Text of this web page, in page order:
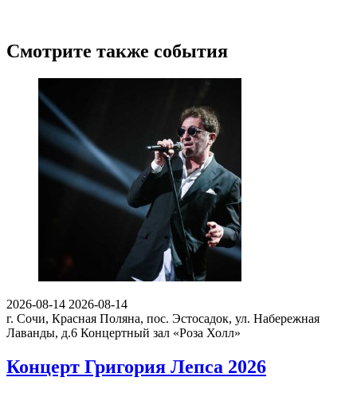
Смотрите также события
2026-08-14 2026-08-14
г. Сочи, Красная Поляна, пос. Эстосадок, ул. Набережная
Лаванды, д.6 Концертный зал «Роза Холл»
Концерт Григория Лепса 2026